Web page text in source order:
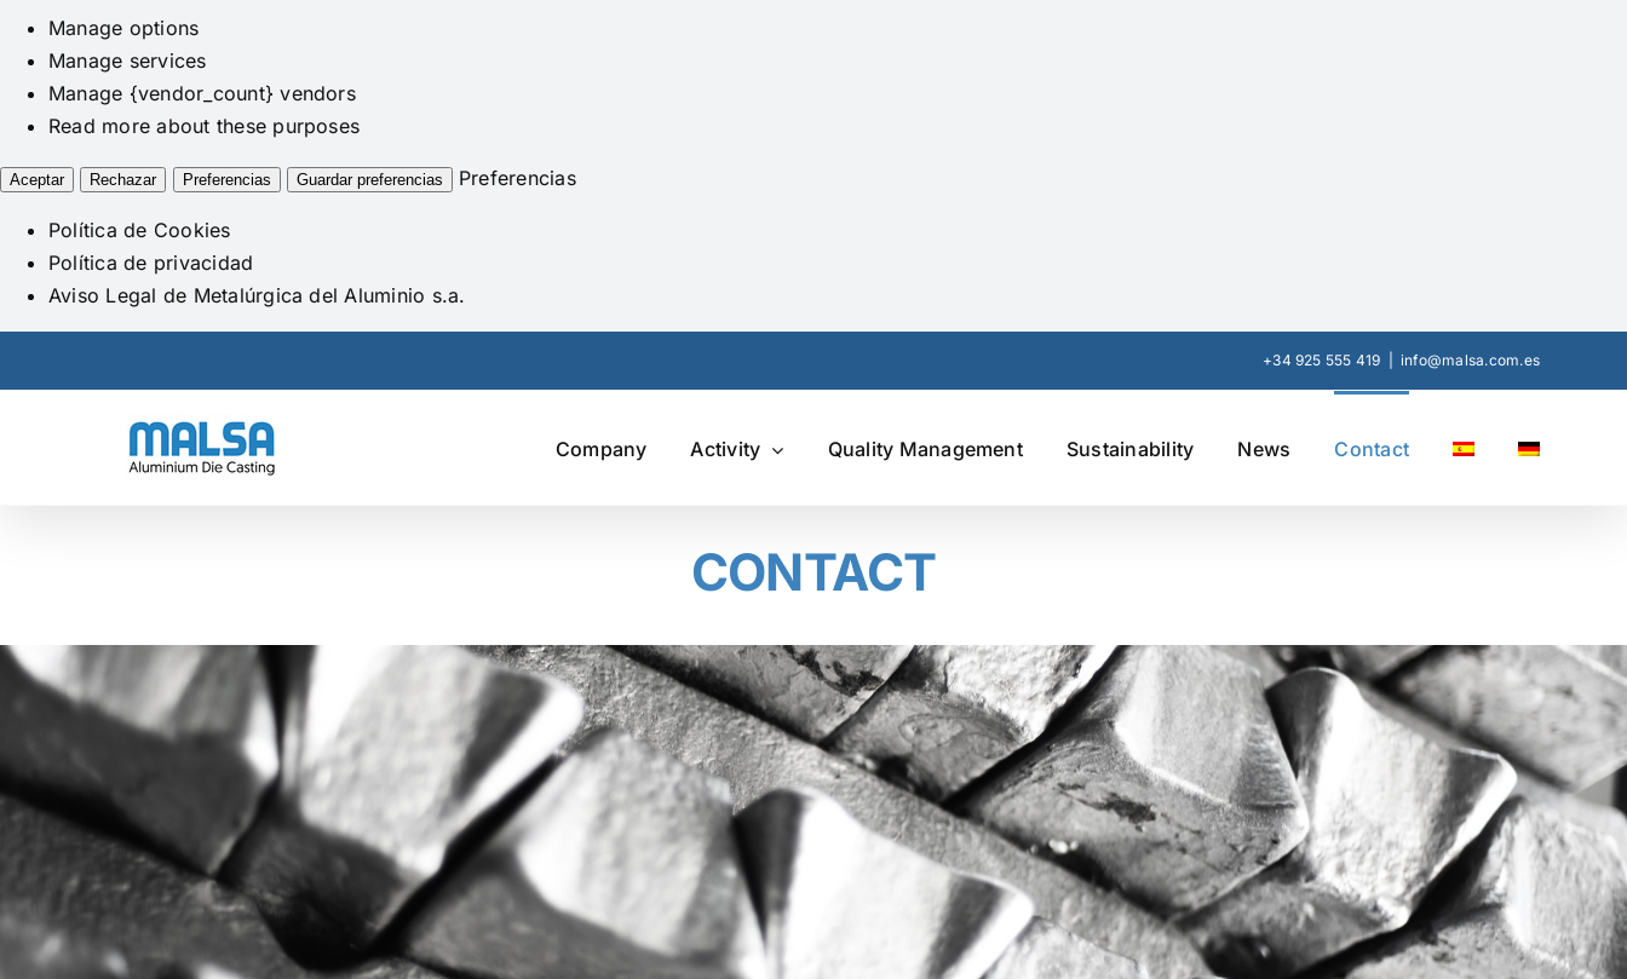
Manage options
Manage services
Manage {vendor_count} vendors
Read more about these purposes
Aceptar Rechazar Preferencias Guardar preferencias Preferencias
Política de Cookies
Política de privacidad
Aviso Legal de Metalúrgica del Aluminio s.a.
+34 925 555 419 info@malsa.com.es
Company Activity Quality Management Sustainability News Contact
CONTACT